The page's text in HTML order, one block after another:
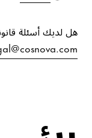
هل لديك أسئلة